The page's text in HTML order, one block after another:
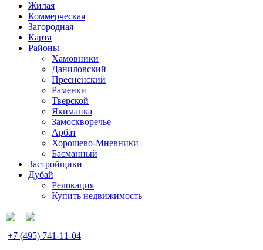
Жилая
Коммерческая
Загородная
Карта
Районы
Хамовники
Даниловский
Пресненский
Раменки
Тверской
Якиманка
Замоскворечье
Арбат
Хорошево-Мневники
Басманный
Застройщики
Дубай
Релокация
Купить недвижимость
+7 (495) 741-11-04